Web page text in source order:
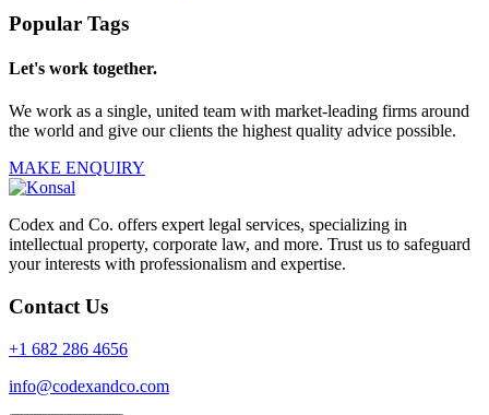
Popular Tags
Let's work together.
We work as a single, united team with market-leading firms around
the world and give our clients the highest quality advice possible.
MAKE ENQUIRY
Codex and Co. offers expert legal services, specializing in
intellectual property, corporate law, and more. Trust us to safeguard
your interests with professionalism and expertise.
Contact Us
+1 682 286 4656
info@codexandco.com